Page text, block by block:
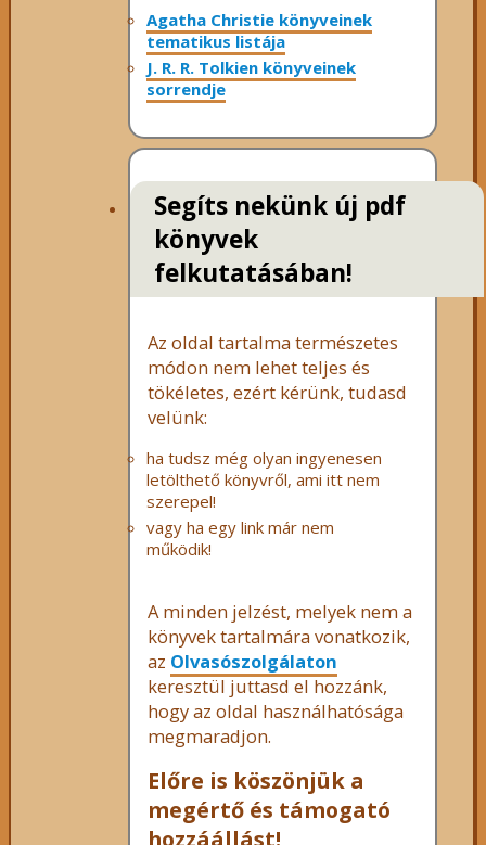
Agatha Christie könyveinek
tematikus listája
J. R. R. Tolkien könyveinek
sorrendje
Segíts nekünk új pdf
könyvek
felkutatásában!
Az oldal tartalma természetes
módon nem lehet teljes és
tökéletes, ezért kérünk, tudasd
velünk:
ha tudsz még olyan ingyenesen
letölthető könyvről, ami itt nem
szerepel!
vagy ha egy link már nem
működik!
A minden jelzést, melyek nem a
könyvek tartalmára vonatkozik,
az Olvasószolgálaton
keresztül juttasd el hozzánk,
hogy az oldal használhatósága
megmaradjon.
Előre is köszönjük a
megértő és támogató